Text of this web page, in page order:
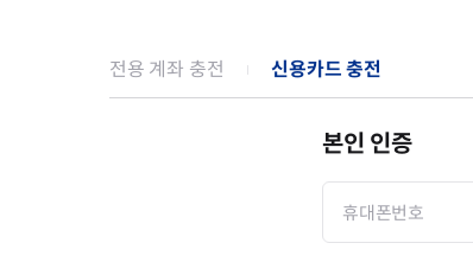
전용 계좌 충전 신용카드 충전
본인 인증